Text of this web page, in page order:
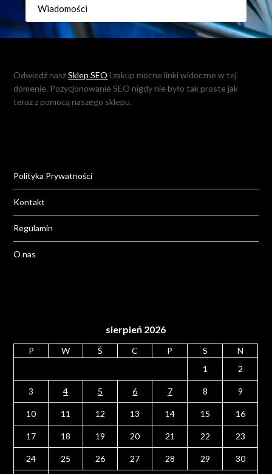
Wiadomości
Odwiedź naszSklep SEO i zakup mocne linki widoczne w tej
domenie. Pozycjonowanie SEO nigdy nie było tak proste jak
teraz z pomocą naszego sklepu.
Polityka Prywatności
Kontakt
Regulamin
O nas
sierpień 2026
P W Ś C P S
N
1
2
3 4 5 6 7 8 9
10 11 12 13 14 15 16
17 18 19 20 21 22 23
24 25 26 27 28 29 30